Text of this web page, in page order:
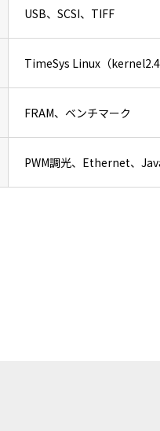
USB、SCSI、TIFF
TimeSys Linux（
FRAM、ベンチマーク
PWM調光、Ethernet、